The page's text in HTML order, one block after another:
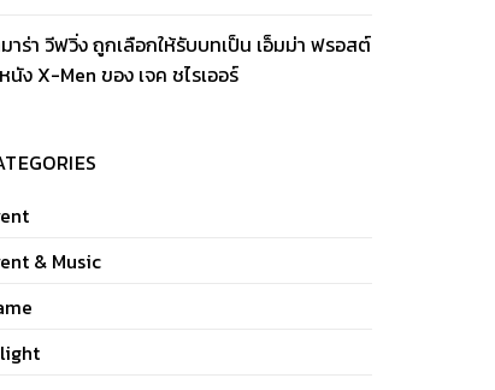
าร่า วีฟวิ่ง ถูกเลือกให้รับบทเป็น เอ็มม่า ฟรอสต์
นัง X-Men ของ เจค ชไรเออร์
& Music